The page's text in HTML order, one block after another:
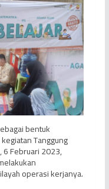
bentuk
Tanggung
6 Februari 2023,
operasi kerjanya.